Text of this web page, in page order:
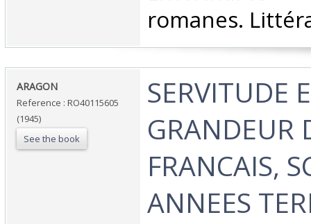
romanes.
‎ARAGON‎
Reference : RO40115605
(1945)
See the book
‎SERVITUDE
GRANDEUR
FRANCAIS,
ANNEES